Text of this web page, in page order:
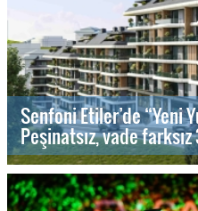
Senfoni Etiler’de “Yeni
Peşinatsız, vade